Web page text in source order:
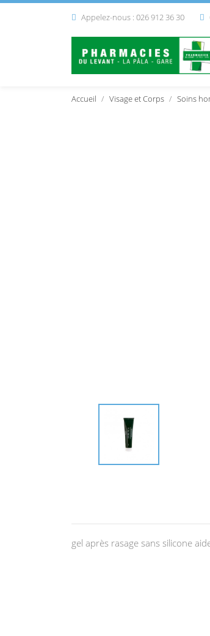
 Appelez-nous : 026 912 36 30 
Accueil Visage et Corps Soins
gel après rasage sans silicone